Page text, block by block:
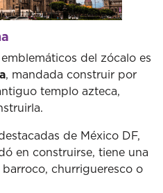
del zócalo es
, mandada construir por
templo azteca,
de México DF,
en construirse, tiene una
churrigueresco o